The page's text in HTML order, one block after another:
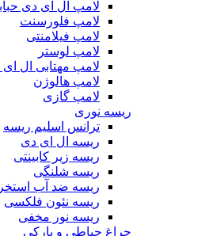
لامپ ال ای دی
لامپ فلورسنت
لامپ فیلامنتی
لامپ لوستر
لامپ مهتابی ال
لامپ هالوژن
لامپ گازی
ریسه نوری
ترانس اسلیم ریسه
ریسه ال ای دی
ریسه زیر کابینتی
ریسه شلنگی
ریسه ضد آب
ریسه نئون فلکسی
ریسه نور مخفی
چراغ حیاطی و پارکی